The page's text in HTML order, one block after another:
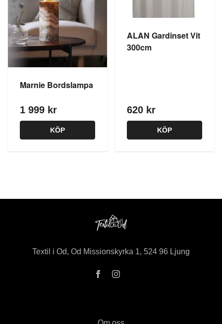
Marnie Bordslampa
1 999 kr
KÖP
ALAN Gardinset Vit
300cm
620 kr
KÖP
Textil i Od, Od Missionskyrka 1, 524 96 Ljung